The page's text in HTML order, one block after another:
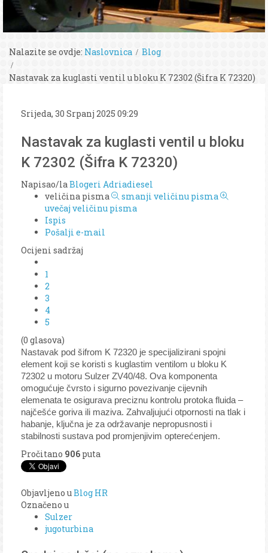
Nalazite se ovdje: Naslovnica Blog
Nastavak za kuglasti ventil u bloku K 72302 (Šifra K 72320)
Srijeda, 30 Srpanj 2025 09:29
Nastavak za kuglasti ventil u bloku
K 72302 (Šifra K 72320)
Napisao/la Blogeri Adriadiesel
veličina pisma
smanji veličinu pisma
uvečaj veličinu pisma
Ispis
Pošalji e-mail
Ocijeni sadržaj
1
2
3
4
5
(0 glasova)
Nastavak pod šifrom K 72320 je specijalizirani spojni
element koji se koristi s kuglastim ventilom u bloku K
72302 u motoru Sulzer ZV40/48. Ova komponenta
omogućuje čvrsto i sigurno povezivanje cijevnih
elemenata te osigurava preciznu kontrolu protoka fluida –
najčešće goriva ili maziva. Zahvaljujući otpornosti na tlak i
habanje, ključna je za održavanje nepropusnosti i
stabilnosti sustava pod promjenjivim opterećenjem.
Pročitano 906 puta
Objavljeno uBlog HR
Označeno u
Sulzer
jugoturbina